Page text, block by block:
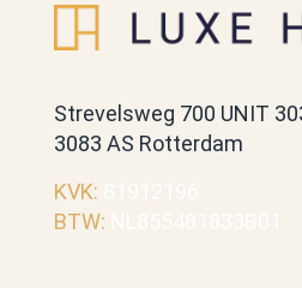
Strevelsweg 700 UNIT
3083 AS Rotterdam
KVK:
BTW: